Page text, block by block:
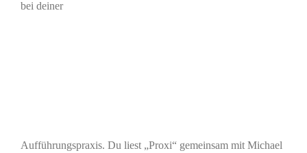
bei deiner
Aufführungspraxis. Du liest „Proxi“ gemeinsam mit Michael